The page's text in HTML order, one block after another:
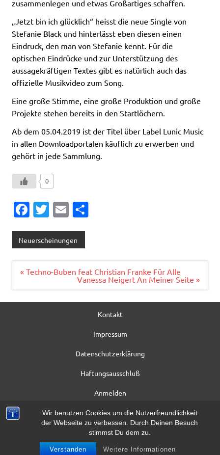
Wir benutzen Cookies um die Nutzerfreundlichkeit
der Webseite zu verbessen. Durch Deinen Besuch
stimmst Du dem zu.
Verstanden Weitere Informationen
zusammenlegen und etwas Großartiges schaffen.
„Jetzt bin ich glücklich“ heisst die neue Single von
Stefanie Black und hinterlässt eben diesen einen
Eindruck, den man von Stefanie kennt. Für die
optischen Eindrücke und zur Unterstützung des
aussagekräftigen Textes gibt es natürlich auch das
offizielle Musikvideo zum Song.
Eine große Stimme, eine große Produktion und große
Projekte stehen bereits in den Startlöchern.
Ab dem 05.04.2019 ist der Titel über Label Lunic Music
in allen Downloadportalen käuflich zu erwerben und
gehört in jede Sammlung.
0
Fa
e
b
o
o
k
T
it
te
r
E
ai
l
n
Neuerscheinungen
Beitragsnavigation
« Techno-Buben feat Christian Franke Für Alle
Vanessa Neigert An Meiner Seite »
Kontakt
Impressum
Datenschutzerklärung
Haftungsausschluß
Anmelden
Registrieren
Beitrag*
WordPress-Theme: Dynamic News von ThemeZee.